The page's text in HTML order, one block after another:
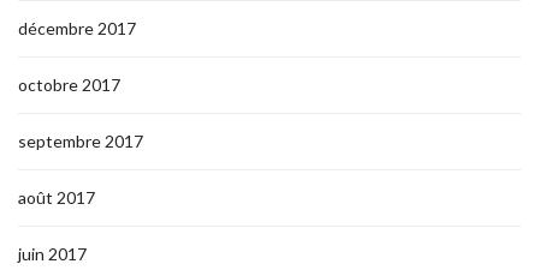
décembre 2017
octobre 2017
septembre 2017
août 2017
juin 2017